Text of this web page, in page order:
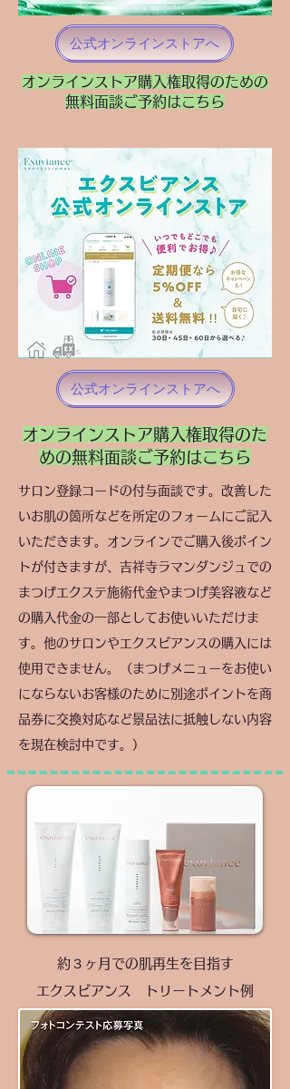
公式オンラインストアへ
​オンラインストア購入権取得のための
無料面談ご予約はこちら
公式オンラインストアへ
​オンラインストア購入権取得のた
めの無料面談ご予約はこちら
サロン登録コードの付与面談です。改善した
いお肌の箇所などを所定のフォームにご記入
いただきます。オンラインでご購入後ポイン
トが付きますが、吉祥寺ラマンダンジュでの
まつげエクステ施術代金やまつげ美容液など
の購入代金の一部としてお使いいただけま
す。他のサロンやエクスビアンスの購入には
使用できません。（まつげメニューをお使い
にならないお客様のために別途ポイントを商
品券に交換対応など景品法に抵触しない内容
を現在検討中です。）
約３ヶ月での肌再生を目指す
エクスビアンス トリートメント例